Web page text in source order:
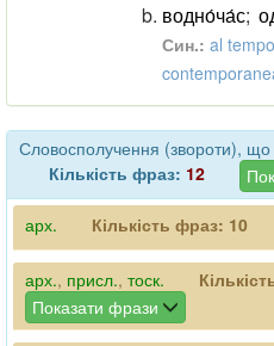
водно́ча́с;
Син.: al
Словосполучення (звороти),
Кількість фраз: 12
арх. Кількість фраз: 10
арх., присл., тоск.
Показати фрази